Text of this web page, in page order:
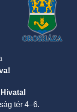
tér 4–6.